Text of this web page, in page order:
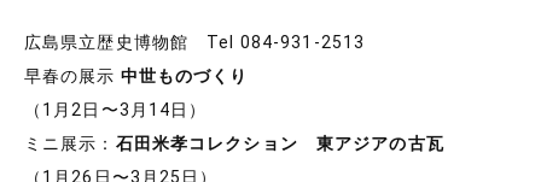
広島県立歴史博物館 Tel 084-931-2513
早春の展示 中世ものづくり
（1月2日〜3月14日）
ミニ展示： 石田米孝コレクション 東アジアの古瓦
（1月26日〜3月25日）